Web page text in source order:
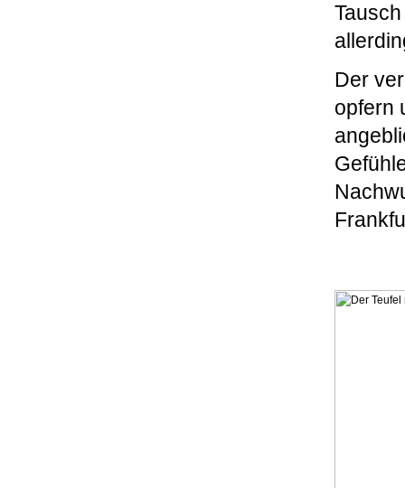
Der
opfern